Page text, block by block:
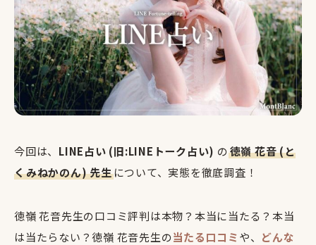
今回は、 LINE占い (旧:LINEトーク占い) の徳嶺 花音 (と
くみねかのん) 先生について、実態を徹底調査！
徳嶺 花音先生の口コミ評判は本物？本当に当たる？本当
は当たらない？徳嶺 花音先生の当たる口コミや、 どんな